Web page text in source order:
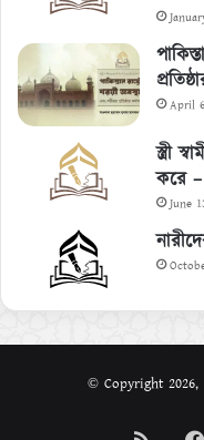
April
স্ত্রী
করে
June
© Copyright